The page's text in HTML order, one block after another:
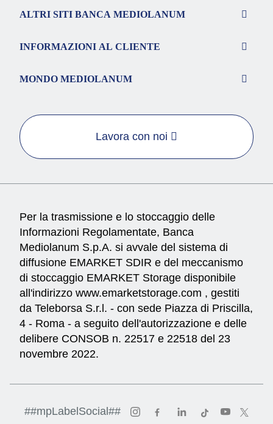
ALTRI SITI BANCA MEDIOLANUM
INFORMAZIONI AL CLIENTE
MONDO MEDIOLANUM
Lavora con noi
Per la trasmissione e lo stoccaggio delle
Informazioni Regolamentate, Banca
Mediolanum S.p.A. si avvale del sistema di
diffusione EMARKET SDIR e del meccanismo
di stoccaggio EMARKET Storage disponibile
all'indirizzo www.emarketstorage.com , gestiti
da Teleborsa S.r.l. - con sede Piazza di Priscilla,
4 - Roma - a seguito dell'autorizzazione e delle
delibere CONSOB n. 22517 e 22518 del 23
novembre 2022.
##mpLabelSocial## Vai al profilo Instagram di
Vai al profilo
Vai al profilo
Vai alVai al